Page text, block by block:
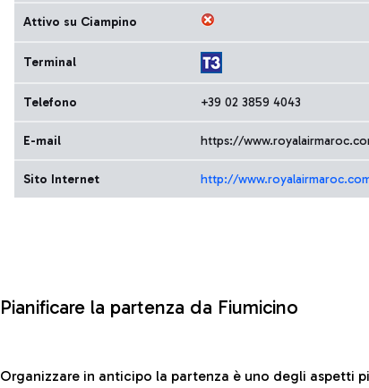
Attivo su Ciampino
Terminal
Telefono +39 02 3859 4043
E-mail https://
Sito Internet http://
Pianificare la partenza da Fiumicino
Organizzare in anticipo la partenza è uno degli aspetti